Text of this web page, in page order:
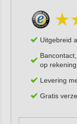
Uitgebreid
op rekening
Levering
Gratis